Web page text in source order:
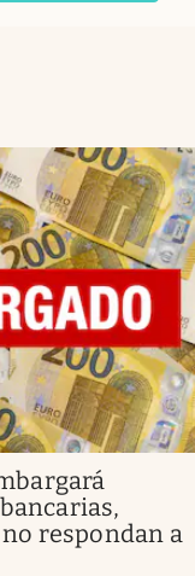
respondan a